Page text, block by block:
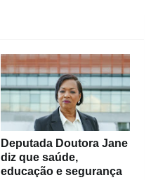
Deputada Doutora Jane
diz que saúde,
educação e segurança